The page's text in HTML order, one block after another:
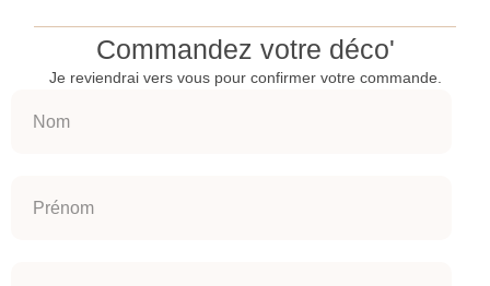
Commandez votre déco'
Je reviendrai vers vous pour confirmer votre commande.